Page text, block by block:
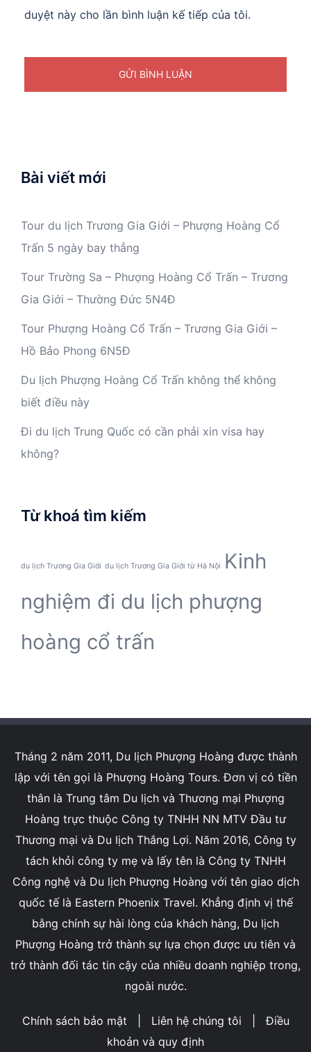
duyệt này cho lần bình luận kế tiếp của tôi.
Bài viết mới
Tour du lịch Trương Gia Giới – Phượng Hoàng Cổ
Trấn 5 ngày bay thẳng
Tour Trường Sa – Phượng Hoàng Cổ Trấn – Trương
Gia Giới – Thường Đức 5N4Đ
Tour Phượng Hoàng Cổ Trấn – Trương Gia Giới –
Hồ Bảo Phong 6N5Đ
Du lịch Phượng Hoàng Cổ Trấn không thể không
biết điều này
Đi du lịch Trung Quốc có cần phải xin visa hay
không?
Từ khoá tìm kiếm
du lịch Trương Gia Giới du lịch Trương Gia Giới từ Hà Nội
Kinh
nghiệm đi du lịch phượng
hoàng cổ trấn
Tháng 2 năm 2011, Du lịch Phượng Hoàng được thành
lập với tên gọi là Phượng Hoàng Tours. Đơn vị có tiền
thân là Trung tâm Du lịch và Thương mại Phượng
Hoàng trực thuộc Công ty TNHH NN MTV Đầu tư
Thương mại và Du lịch Thắng Lợi. Năm 2016, Công ty
tách khỏi công ty mẹ và lấy tên là Công ty TNHH
Công nghệ và Du lịch Phượng Hoàng với tên giao dịch
quốc tế là Eastern Phoenix Travel. Khẳng định vị thế
bằng chính sự hài lòng của khách hàng, Du lịch
Phượng Hoàng trở thành sự lựa chọn được ưu tiên và
trở thành đối tác tin cậy của nhiều doanh nghiệp trong,
ngoài nước.
Chính sách bảo mật Liên hệ chúng tôi |Điều
khoản và quy định